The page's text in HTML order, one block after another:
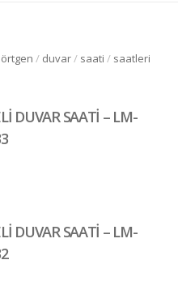
/ duvar/ saati / saatleri
DUVAR SAATİ – LM-
DUVAR SAATİ – LM-